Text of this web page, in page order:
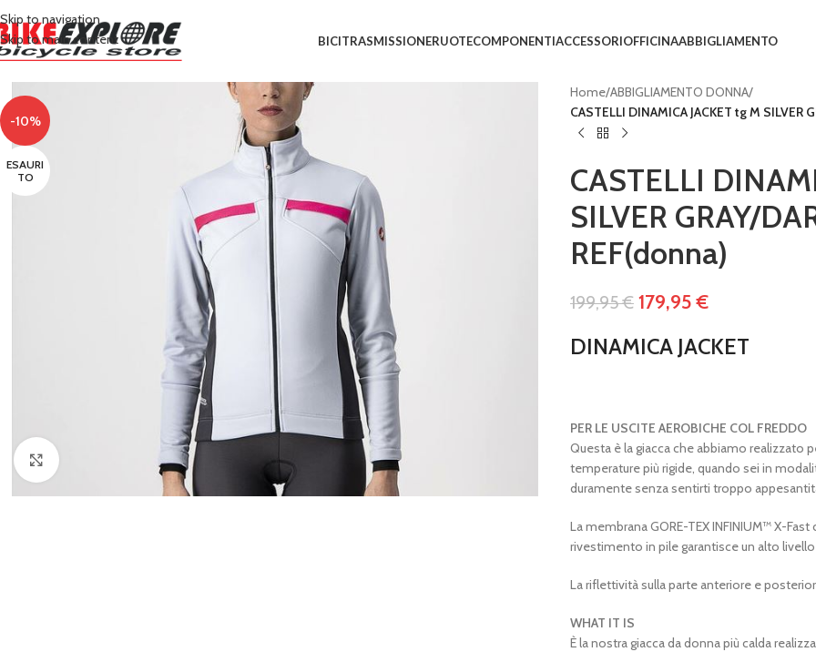
Skip to navigation
Skip to main content
BICITRASMISSIONERUOTECOMPONENTIACCESSORIOFFICINAABBIGLIAMENTO
-10%
ESAURI
TO
Home/ABBIGLIAMENTO DONNA/
CASTELLI DINAMICA JACKET tg M SILVER
CASTELLI
SILVER GRAY/
REF(donna)
199,95€ 179,95€
DINAMICA JACKET
PER LE USCITE AEROBICHE COL FREDDO
Questa è la giacca che abbiamo realizzato
temperature più rigide, quando sei in
duramente senza sentirti troppo
La membrana GORE-TEX INFINIUM™ X-
rivestimento in pile garantisce un alto
La riflettività sulla parte anteriore e
WHAT IT IS
È la nostra giacca da donna più calda